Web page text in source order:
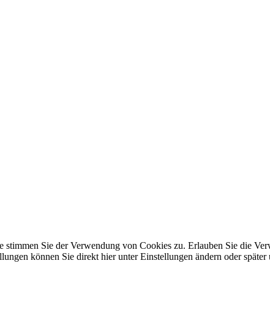
Sie der Verwendung von Cookies zu. Erlauben Sie die
können Sie direkt hier unter Einstellungen ändern oder